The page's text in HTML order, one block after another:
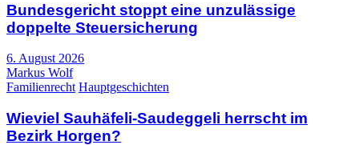
Bundesgericht stoppt eine unzulässige
doppelte Steuersicherung
6. August 2026
Markus Wolf
Familienrecht Hauptgeschichten
Wieviel Sauhäfeli-Saudeggeli herrscht im
Bezirk Horgen?